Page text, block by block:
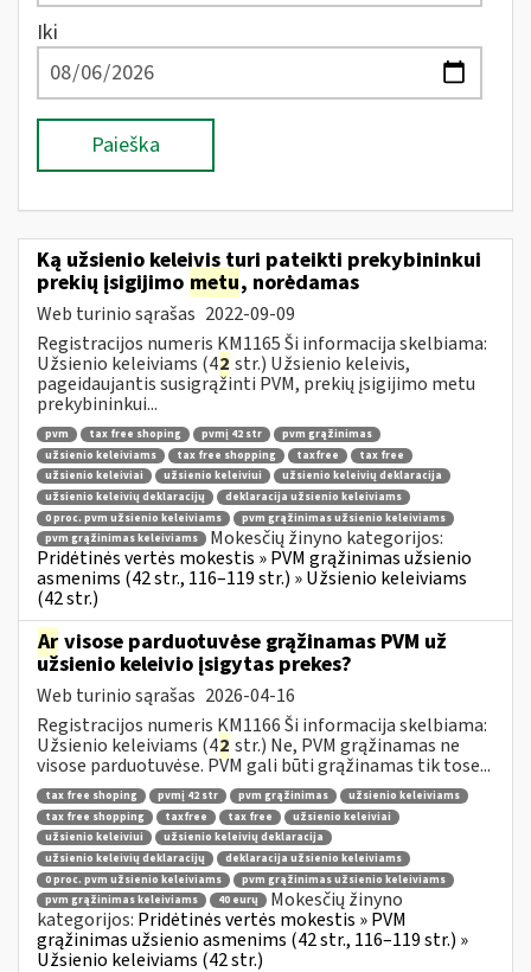
Iki
Paieška
Ką užsienio keleivis turi pateikti prekybininkui
prekių įsigijimo metu, norėdamas
Web turinio sąrašas 2022-09-09
Registracijos numeris KM1165 Ši informacija skelbiama:
Užsienio keleiviams (42 str.) Užsienio keleivis,
pageidaujantis susigrąžinti PVM, prekių įsigijimo metu
prekybininkui...
pvm tax free shoping pvmį 42 str
pvm grąžinimas
užsienio keleiviams
tax free shopping taxfree
tax free
užsienio keleiviai
užsienio keleiviui
užsienio keleivių deklaracija
užsienio keleivių deklaracijų
deklaracija užsienio keleiviams
0 proc. pvm užsienio keleiviams
pvm grąžinimas užsienio keleiviams
pvm grąžinimas keleiviams
Mokesčių žinyno kategorijos:
Pridėtinės vertės mokestis » PVM grąžinimas užsienio
asmenims (42 str., 116–119 str.) » Užsienio keleiviams
(42 str.)
Ar visose parduotuvėse grąžinamas PVM už
užsienio keleivio įsigytas prekes?
Web turinio sąrašas 2026-04-16
Registracijos numeris KM1166 Ši informacija skelbiama:
Užsienio keleiviams (42 str.) Ne, PVM grąžinamas ne
visose parduotuvėse. PVM gali būti grąžinamas tik tose...
tax free shoping pvmį 42 str pvm grąžinimas
užsienio keleiviams
tax free shopping
taxfree tax free
užsienio keleiviai
užsienio keleiviui
užsienio keleivių deklaracija
užsienio keleivių deklaracijų
deklaracija užsienio keleiviams
0 proc. pvm užsienio keleiviams
pvm grąžinimas užsienio keleiviams
pvm grąžinimas keleiviams
40 eurų
Mokesčių žinyno
kategorijos: Pridėtinės vertės mokestis » PVM
grąžinimas užsienio asmenims (42 str., 116–119 str.) »
Užsienio keleiviams (42 str.)